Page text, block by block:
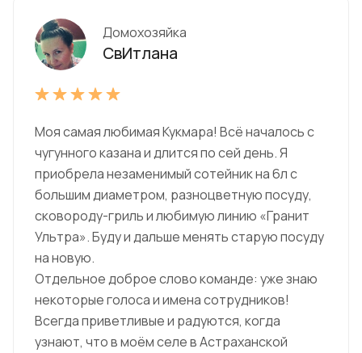
Домохозяйка
СвИтлана
Моя самая любимая Кукмара! Всё началось с
чугунного казана и длится по сей день. Я
приобрела незаменимый сотейник на 6л с
большим диаметром, разноцветную посуду,
сковороду-гриль и любимую линию «Гранит
Ультра». Буду и дальше менять старую посуду
на новую.
Отдельное доброе слово команде: уже знаю
некоторые голоса и имена сотрудников!
Всегда приветливые и радуются, когда
узнают, что в моём селе в Астраханской